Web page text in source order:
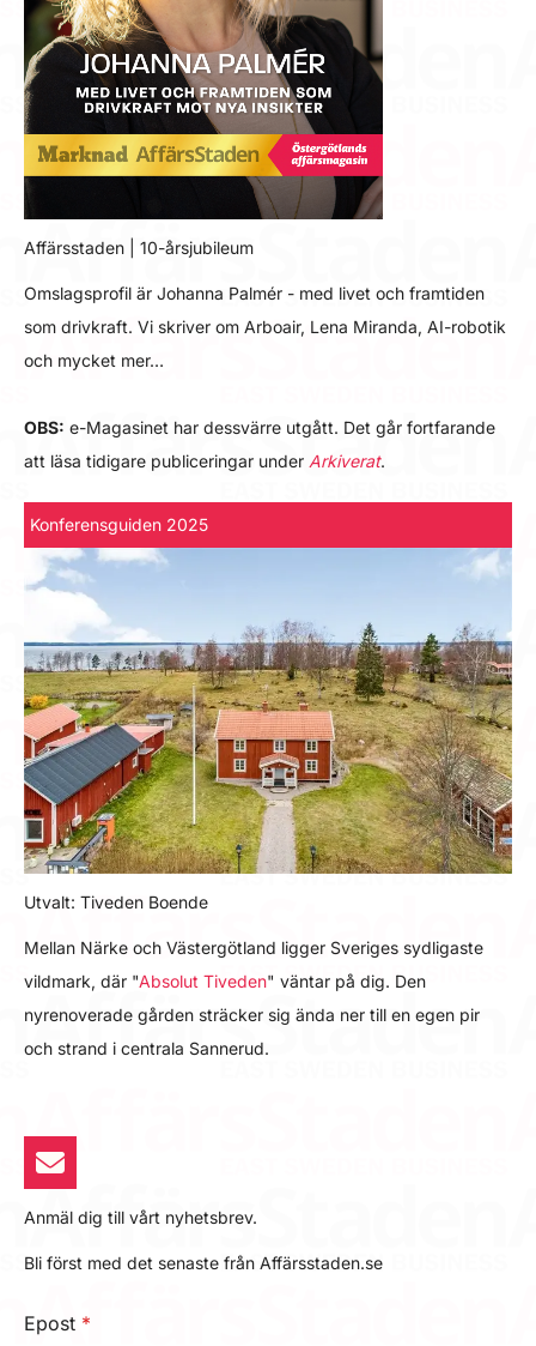
Affärsstaden | 10-årsjubileum
Omslagsprofil är Johanna Palmér - med livet och framtiden
som drivkraft. Vi skriver om Arboair, Lena Miranda, AI-robotik
och mycket mer…
OBS: e-Magasinet har dessvärre utgått. Det går fortfarande
att läsa tidigare publiceringar under Arkiverat.
Konferensguiden 2025
Utvalt: Tiveden Boende
Mellan Närke och Västergötland ligger Sveriges sydligaste
vildmark, där "Absolut Tiveden" väntar på dig. Den
nyrenoverade gården sträcker sig ända ner till en egen pir
och strand i centrala Sannerud.
Anmäl dig till vårt nyhetsbrev.
Bli först med det senaste från Affärsstaden.se
Epost *